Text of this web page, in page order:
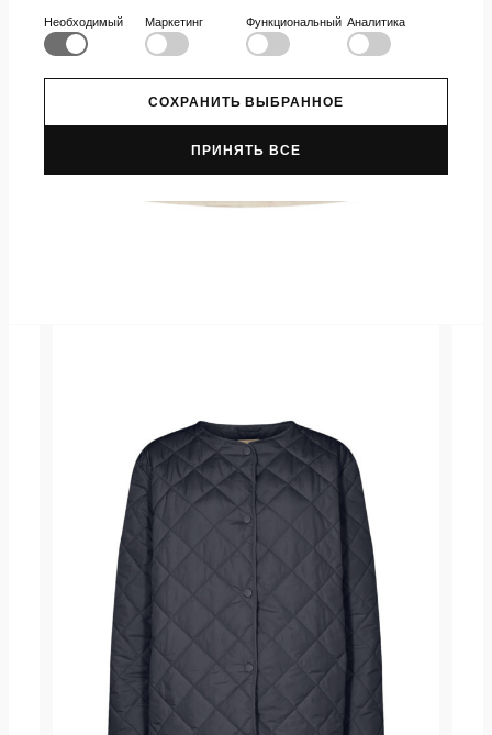
Необходимый Маркетинг Функциональный Аналитика
СОХРАНИТЬ ВЫБРАННОЕ
ПРИНЯТЬ ВСЕ